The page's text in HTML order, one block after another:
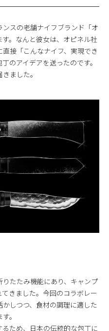
スの老舗ナイフブランド「オ
。なんと彼女は、オピネル社
接「こんなナイフ、実現でき
のアイデアを送ったのです。
ました。
たたみ機能にあり、キャンプ
きました。今回のコラボレー
しつつ、食材の調理に適した
。
ため、日本の伝統的な包丁に